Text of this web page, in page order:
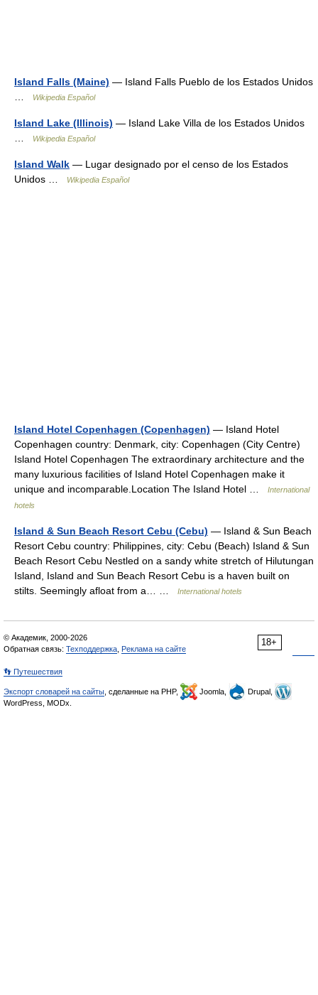
Island Falls (Maine) — Island Falls Pueblo de los Estados Unidos
Wikipedia Español
Island Lake (Illinois) — Island Lake Villa de los Estados Unidos
Wikipedia Español
Island Walk — Lugar designado por el censo de los Estados
Unidos …
Wikipedia Español
Island Hotel Copenhagen (Copenhagen) — Island Hotel
Copenhagen country: Denmark, city: Copenhagen (City Centre)
Island Hotel Copenhagen The extraordinary architecture and the
many luxurious facilities of Island Hotel Copenhagen make it
unique and incomparable.Location The Island Hotel …
International
hotels
Island & Sun Beach Resort Cebu (Cebu) — Island & Sun Beach
Resort Cebu country: Philippines, city: Cebu (Beach) Island & Sun
Beach Resort Cebu Nestled on a sandy white stretch of Hilutungan
Island, Island and Sun Beach Resort Cebu is a haven built on
stilts. Seemingly afloat from a… …
International hotels
18+
© Академик, 2000-2026
Обратная связь: Техподдержка Реклама на сайте
👣 Путешествия
Экспорт словарей на сайты , сделанные на PHP, Joomla,
Drupal,
WordPress, MODx.